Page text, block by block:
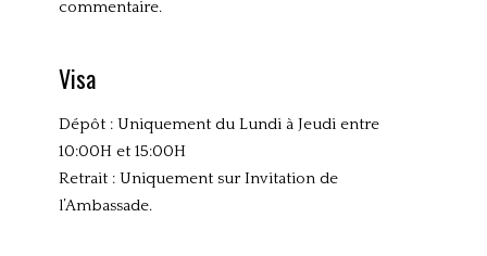
commentaire.
Visa
Dépôt : Uniquement du Lundi à Jeudi entre
10:00H et 15:00H
Retrait : Uniquement sur Invitation de
l’Ambassade.